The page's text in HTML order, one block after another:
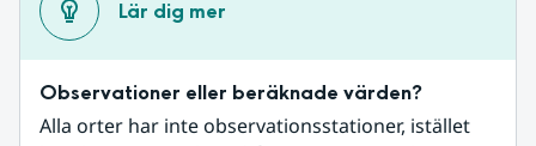
Lär dig mer
Observationer eller beräknade värden?
Alla orter har inte observationsstationer, istället